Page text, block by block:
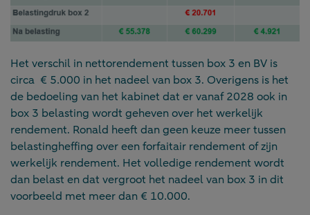
Het verschil in nettorendement tussen box 3 en BV is
circa € 5.000 in het nadeel van box 3. Overigens is het
de bedoeling van het kabinet dat er vanaf 2028 ook in
box 3 belasting wordt geheven over het werkelijk
rendement. Ronald heeft dan geen keuze meer tussen
belastingheffing over een forfaitair rendement of zijn
werkelijk rendement. Het volledige rendement wordt
dan belast en dat vergroot het nadeel van box 3 in dit
voorbeeld met meer dan € 10.000.